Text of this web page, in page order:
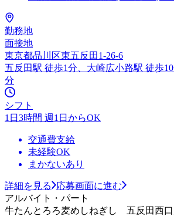
勤務地
面接地
東京都品川区東五反田1-26-6
五反田駅 徒歩1分、大崎広小路駅 徒歩
分
シフト
1日3時間 週1日からOK
交通費支給
未経験OK
まかないあり
詳細を見る
応募画面に進む
アルバイト・パート
牛たんとろろ麦めしねぎし 五反田西